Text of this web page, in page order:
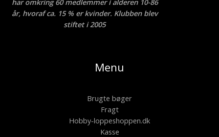
år, hvoraf ca. 15 % er kvinder. Klubben blev
stiftet i 2005
Menu
Brugte bøger
Fragt
Hobby-loppeshoppen.dk
Kasse